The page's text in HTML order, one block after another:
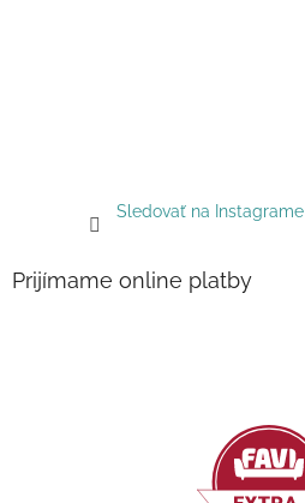
Sledovať na Instagrame
Prijímame online platby